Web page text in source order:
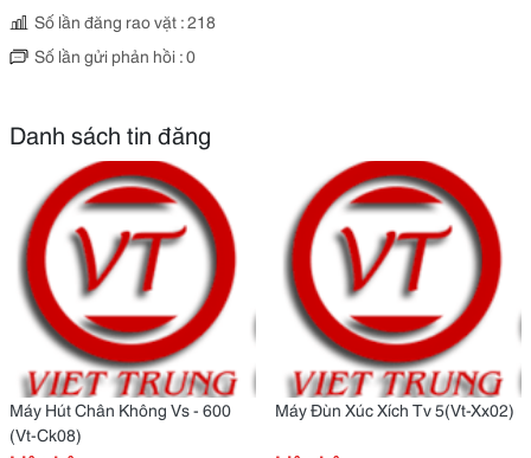
Số lần đăng rao vặt : 218
Số lần gửi phản hồi : 0
Danh sách tin đăng
Máy Hút Chân Không Vs - 600
(Vt-Ck08)
Máy Đùn Xúc Xích Tv 5(Vt-Xx02)